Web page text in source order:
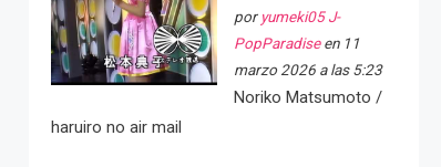
por yumeki05 J-
PopParadiseen 11
marzo 2026 a las 5:23
Noriko Matsumoto /
haruiro no air mail